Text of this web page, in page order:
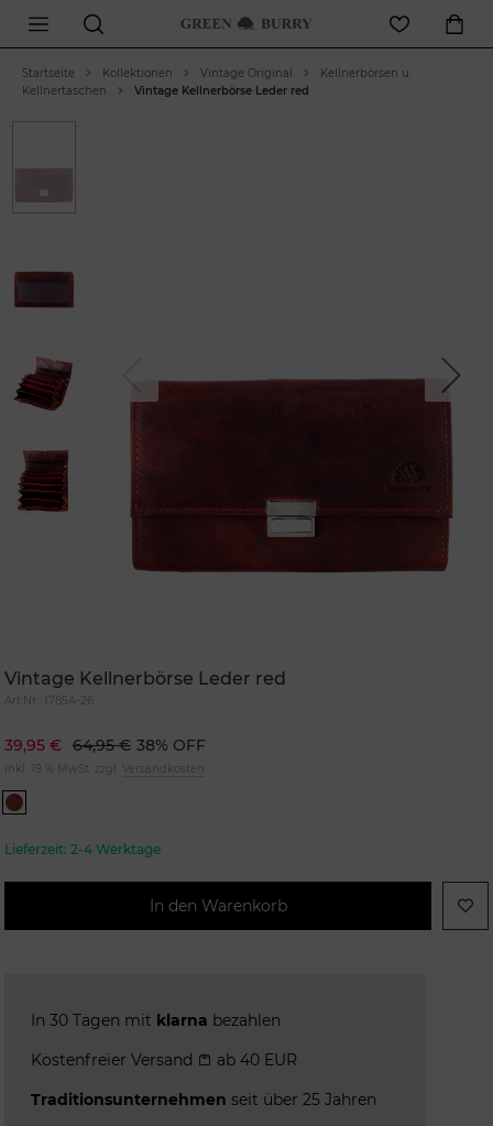
Startseite Kollektionen Vintage Original
Kellnerbörsen u.
Kellnertaschen
Vintage Kellnerbörse Leder red
Next
Vintage Kellnerbörse Leder red
Art.Nr.: 1785A-26
39,95 € 64,95 € 38% OFF
inkl. 19 % MwSt. zzgl. Versandkosten
Lieferzeit: 2-4 Werktage
In den Warenkorb
In 30 Tagen mit klarna bezahlen
Kostenfreier Versand
ab 40 EUR
Traditionsunternehmen seit über 25 Jahren